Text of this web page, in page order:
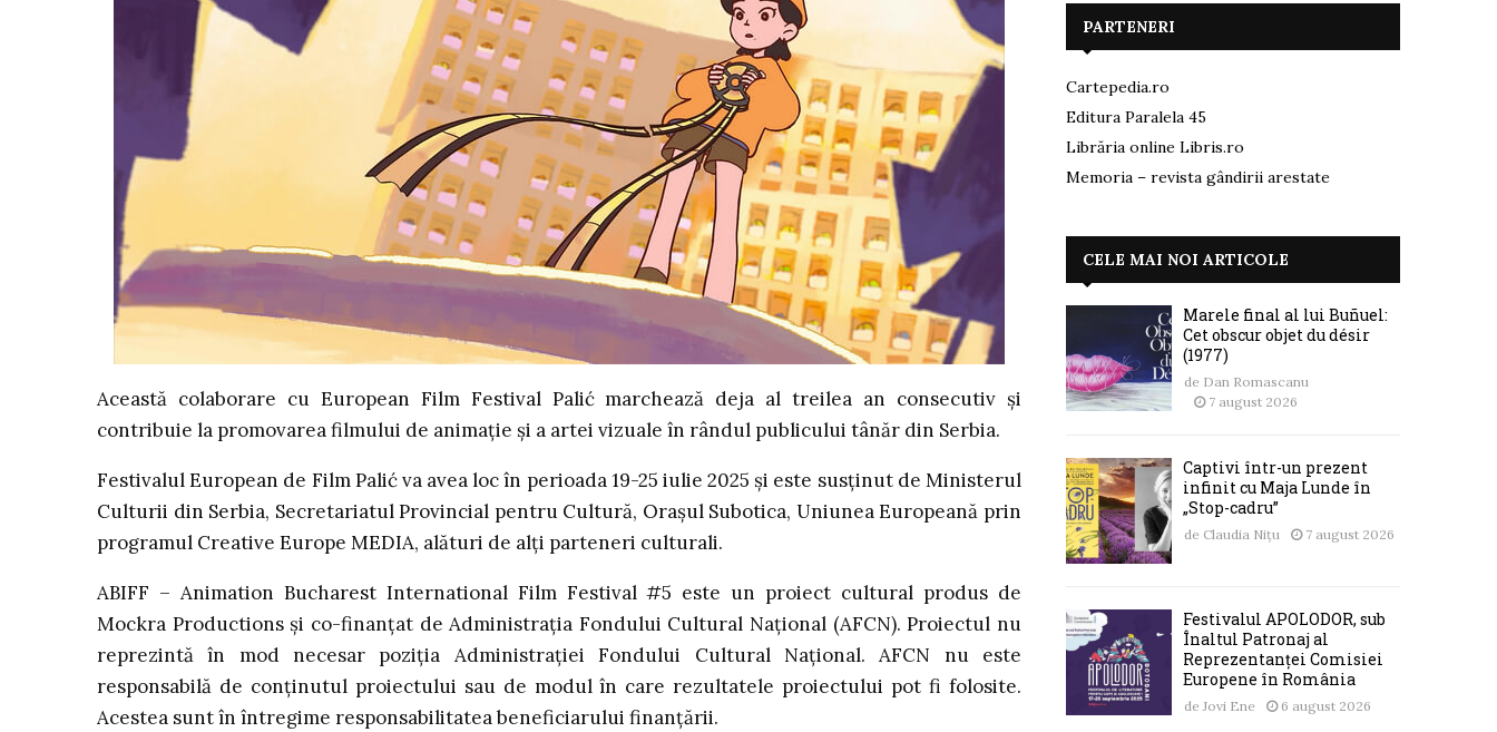
Această colaborare cu European Film Festival Palić marchează deja al treilea an consecutiv și
contribuie la promovarea filmului de animație și a artei vizuale în rândul publicului tânăr din Serbia.
Festivalul European de Film Palić va avea loc în perioada 19-25 iulie 2025 și este susținut de Ministerul
Culturii din Serbia, Secretariatul Provincial pentru Cultură, Orașul Subotica, Uniunea Europeană prin
programul Creative Europe MEDIA, alături de alți parteneri culturali.
ABIFF – Animation Bucharest International Film Festival #5 este un proiect cultural produs de
Mockra Productions și co-finanțat de Administrația Fondului Cultural Național (AFCN). ​Proiectul nu
reprezintă în mod necesar poziţia Administrației Fondului Cultural Național. AFCN nu este
responsabilă de conținutul proiectului sau de modul în care rezultatele proiectului pot fi folosite.
Acestea sunt în întregime responsabilitatea beneficiarului finanțării.
PARTENERI
Cartepedia.ro
Editura Paralela 45
Librăria online Libris.ro
Memoria – revista gândirii arestate
CELE MAI NOI ARTICOLE
Marele final al lui Buñuel:
Cet obscur objet du désir
(1977)
de Dan Romascanu
7 august 2026
Captivi într-un prezent
infinit cu Maja Lunde în
„Stop-cadru”
de Claudia Nițu 7 august 2026
Festivalul APOLODOR, sub
Înaltul Patronaj al
Reprezentanței Comisiei
Europene în România
de Jovi Ene 6 august 2026